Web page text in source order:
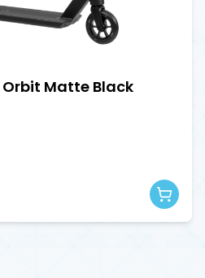
Matte Black